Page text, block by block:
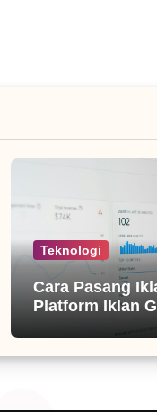
Teknologi
Cara Pasang
Platform Iklan